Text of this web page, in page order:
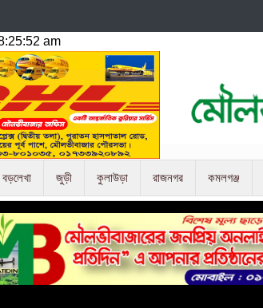
বড়লেখা জুড়ী কুলাউড়া রাজনগর কমলগঞ্জ